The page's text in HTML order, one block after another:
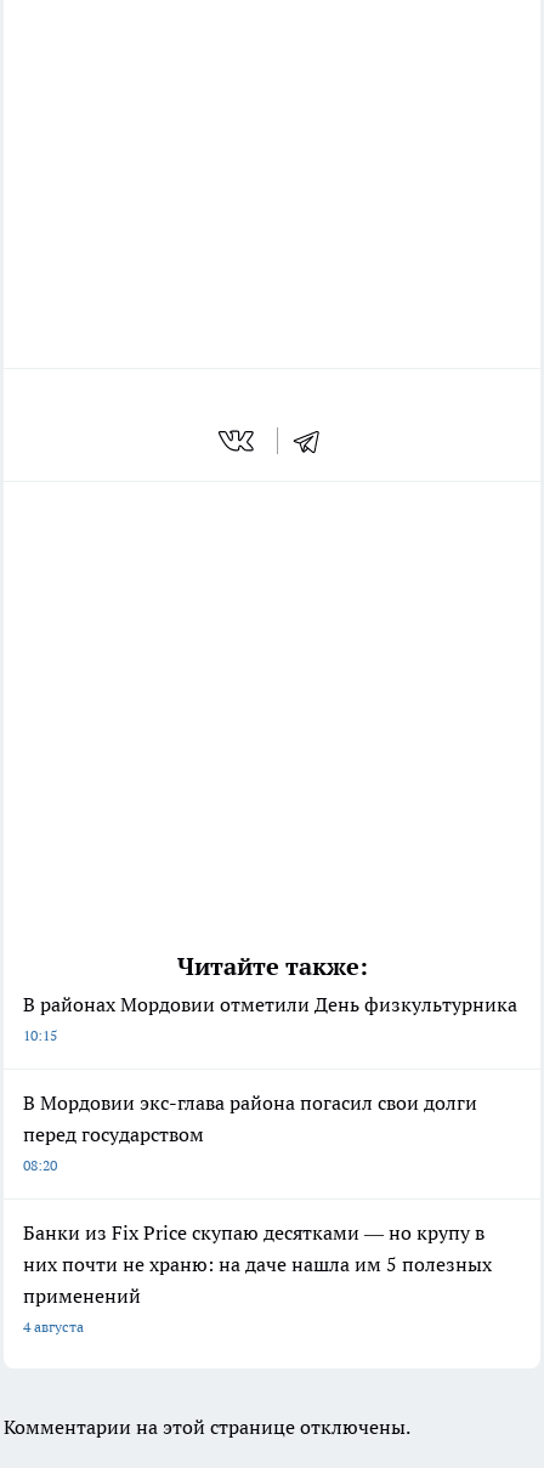
Читайте также:
В районах Мордовии отметили День физкультурника
10:15
В Мордовии экс-глава района погасил свои долги
перед государством
08:20
Банки из Fix Price скупаю десятками — но крупу в
них почти не храню: на даче нашла им 5 полезных
применений
4 августа
Комментарии на этой странице отключены.